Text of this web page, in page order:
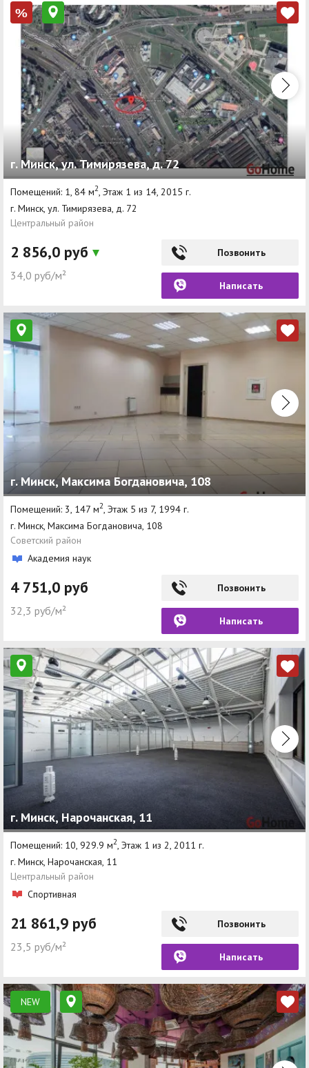
%
г. Минск, ул. Тимирязева, д. 72
Помещений: 1, 84 м2, Этаж 1 из 14, 2015 г.
г. Минск, ул. Тимирязева, д. 72
Центральный район
2 856,0 руб
34,0 руб/м²
Позвонить
Написать
г. Минск, Максима Богдановича, 108
Помещений: 3, 147 м2, Этаж 5 из 7, 1994 г.
г. Минск, Максима Богдановича, 108
Советский район
Академия наук
4 751,0 руб
32,3 руб/м²
Позвонить
Написать
г. Минск, Нарочанская, 11
Помещений: 10, 929.9 м2 , Этаж 1 из 2, 2011 г.
г. Минск, Нарочанская, 11
Центральный район
Спортивная
21 861,9 руб
23,5 руб/м²
Позвонить
Написать
NEW